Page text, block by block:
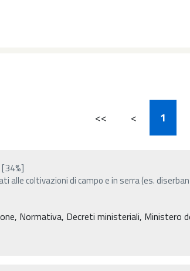
<< < 1
[34%]
alle coltivazioni di campo e in serra (es.
Normativa, Decreti ministeriali,